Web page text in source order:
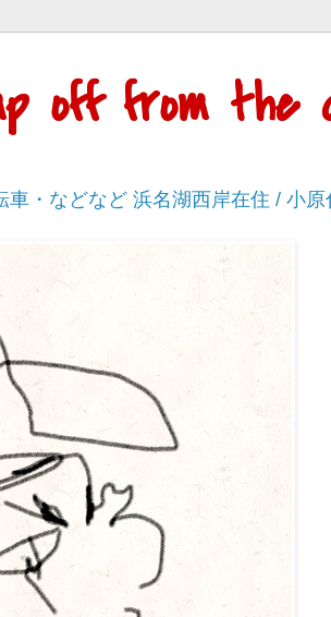
off from
・などなど 浜名湖西岸在住 / 小原